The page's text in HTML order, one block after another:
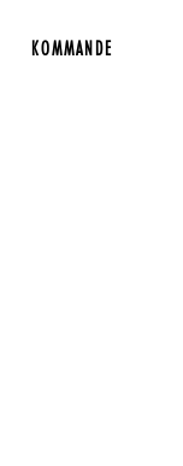
KOMMANDE
KOMMANDE